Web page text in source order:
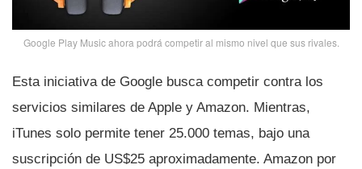
Google Play Music ahora podrá competir al mismo nivel que sus rivales.
Esta iniciativa de Google busca competir contra los
servicios similares de Apple y Amazon. Mientras,
iTunes solo permite tener 25.000 temas, bajo una
suscripción de US$25 aproximadamente. Amazon por